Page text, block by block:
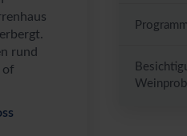
rund
of